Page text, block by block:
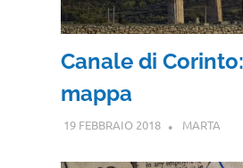
Canale di
mappa
19 FEBBRAIO 2018 MARTA